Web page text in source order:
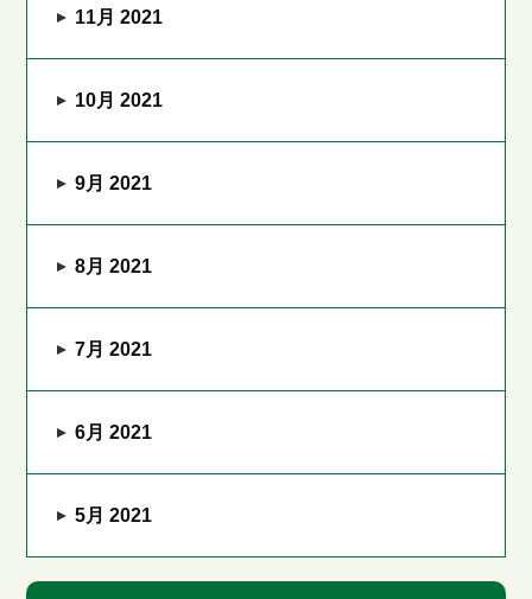
11月 2021
10月 2021
9月 2021
8月 2021
7月 2021
6月 2021
5月 2021